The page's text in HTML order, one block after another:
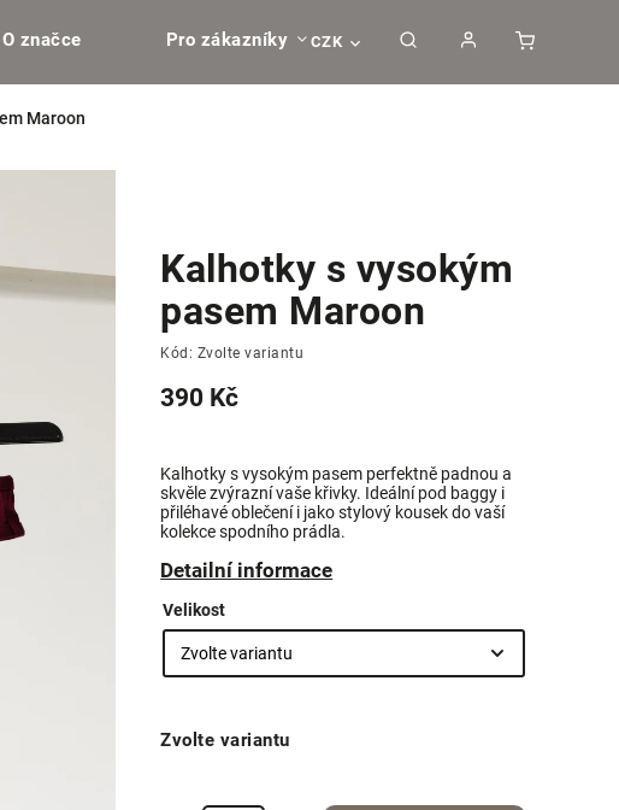
CZK
O značce Pro zákazníky
Maroon
Kalhotky s vysokým
pasem Maroon
Kód: Zvolte variantu
390 Kč
Kalhotky s vysokým pasem perfektně padnou a
skvěle zvýrazní vaše křivky. Ideální pod baggy i
přiléhavé oblečení i jako stylový kousek do vaší
kolekce spodního prádla.
Detailní informace
Velikost
Zvolte variantu